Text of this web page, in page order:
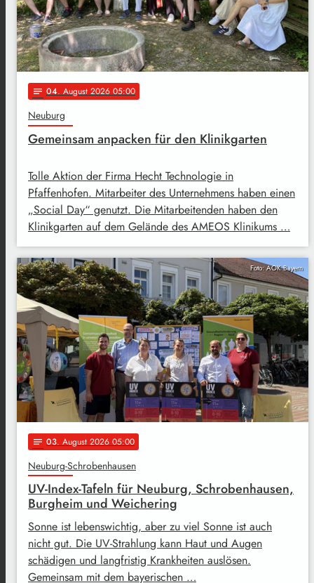
notes 04. August 2026 05:00
Neuburg
Gemeinsam anpacken für den Klinikgarten
Tolle Aktion der Firma Hecht Technologie in
Pfaffenhofen. Mitarbeiter des Unternehmens haben einen
„Social Day“ genutzt. Die Mitarbeitenden haben den
Klinikgarten auf dem Gelände des AMEOS Klinikums …
Foto: AOK Bayern
notes 03. August 2026 05:00
Neuburg-Schrobenhausen
UV-Index-Tafeln für Neuburg, Schrobenhausen,
Burgheim und Weichering
Sonne ist lebenswichtig, aber zu viel Sonne ist auch
nicht gut. Die UV-Strahlung kann Haut und Augen
schädigen und langfristig Krankheiten auslösen.
Gemeinsam mit dem bayerischen …